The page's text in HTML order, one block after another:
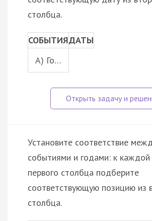
столбца.
СОБЫТИЯДАТЫ
A) Го…
Установите соответствие
событиями и годами: к каждой
первого столбца подберите
соответствующую позицию из
столбца.